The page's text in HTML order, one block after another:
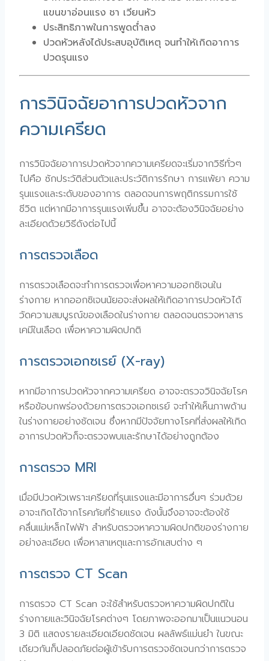
แขนขาอ่อนแรง ชา เวียนหัว
ประสิทธิภาพในการพูดต่ำลง
ปวดหัวหลังได้ประสบอุบัติเหตุ จนทำให้เกิดอาการ
ปวดรุนแรง
การวินิจฉัยอาการปวดหัวจาก
ความเครียด
การวินิจฉัยอาการปวดหัวจากความเครียดจะเริ่มจากวิธีทั่วๆ
ไปคือ ซักประวัติส่วนตัวและประวัติการรักษา การแพ้ยา ความ
รุนแรงและระดับของอาการ ตลอดจนการพฤติกรรมการใช้
ชีวิต แต่หากมีอาการรุนแรงเพิ่มขึ้น อาจจะต้องวินิจฉัยอย่าง
ละเอียดด้วยวิธีดังต่อไปนี้
การตรวจเลือด
การตรวจเลือดจะทำการตรวจเพื่อหาความออกซิเจนใน
ร่างกาย หากออกซิเจนน้ยอจะส่งผลให้เกิดอาการปวดหัวได้
วัดความสมบูรณ์ของเลือดในร่างกาย ตลอดจนตรวจหาสาร
เคมีในเลือด เพื่อหาความผิดปกติ
การตรวจเอกซเรย์ (X-ray)
หากมีอาการปวดหัวจากความเครียด อาจจะตรวจวินิจฉัยโรค
หรือข้อบกพร่องด้วยการตรวจเอกซเรย์ จะทำให้เห็นภาพด้าน
ในร่างกายอย่างชัดเจน ซึ่งหากมีปัจจัยทางโรคที่ส่งผลให้เกิด
อาการปวดหัวก็จะตรวจพบและรักษาได้อย่างถูกต้อง
การตรวจ MRI
เมื่อมีปวดหัวเพราะเครียดที่รุนแรงและมีอาการอื่นๆ ร่วมด้วย
อาจะเกิดได้จากโรคภัยที่ร้ายแรง ดังนั้นจึงอาจจะต้องใช้
คลื่นแม่เหล็กไฟฟ้า สำหรับตรวจหาความผิดปกติของร่างกาย
อย่างละเอียด เพื่อหาสาเหตุและการอักเสบต่าง ๆ
การตรวจ CT Scan
การตรวจ CT Scan จะใช้สำหรับตรวจหาความผิดปกติใน
ร่างกายและวินิจฉัยโรคต่างๆ โดยภาพจะออกมาเป็นแนวนอน
3 มิติ แสดงรายละเอียดเอียดชัดเจน ผลลัพธ์แม่นยำ ในขณะ
เดียวกันก็ปลอดภัยต่อผู้เข้ารับการตรวจชัดเจนกว่าการตรวจ